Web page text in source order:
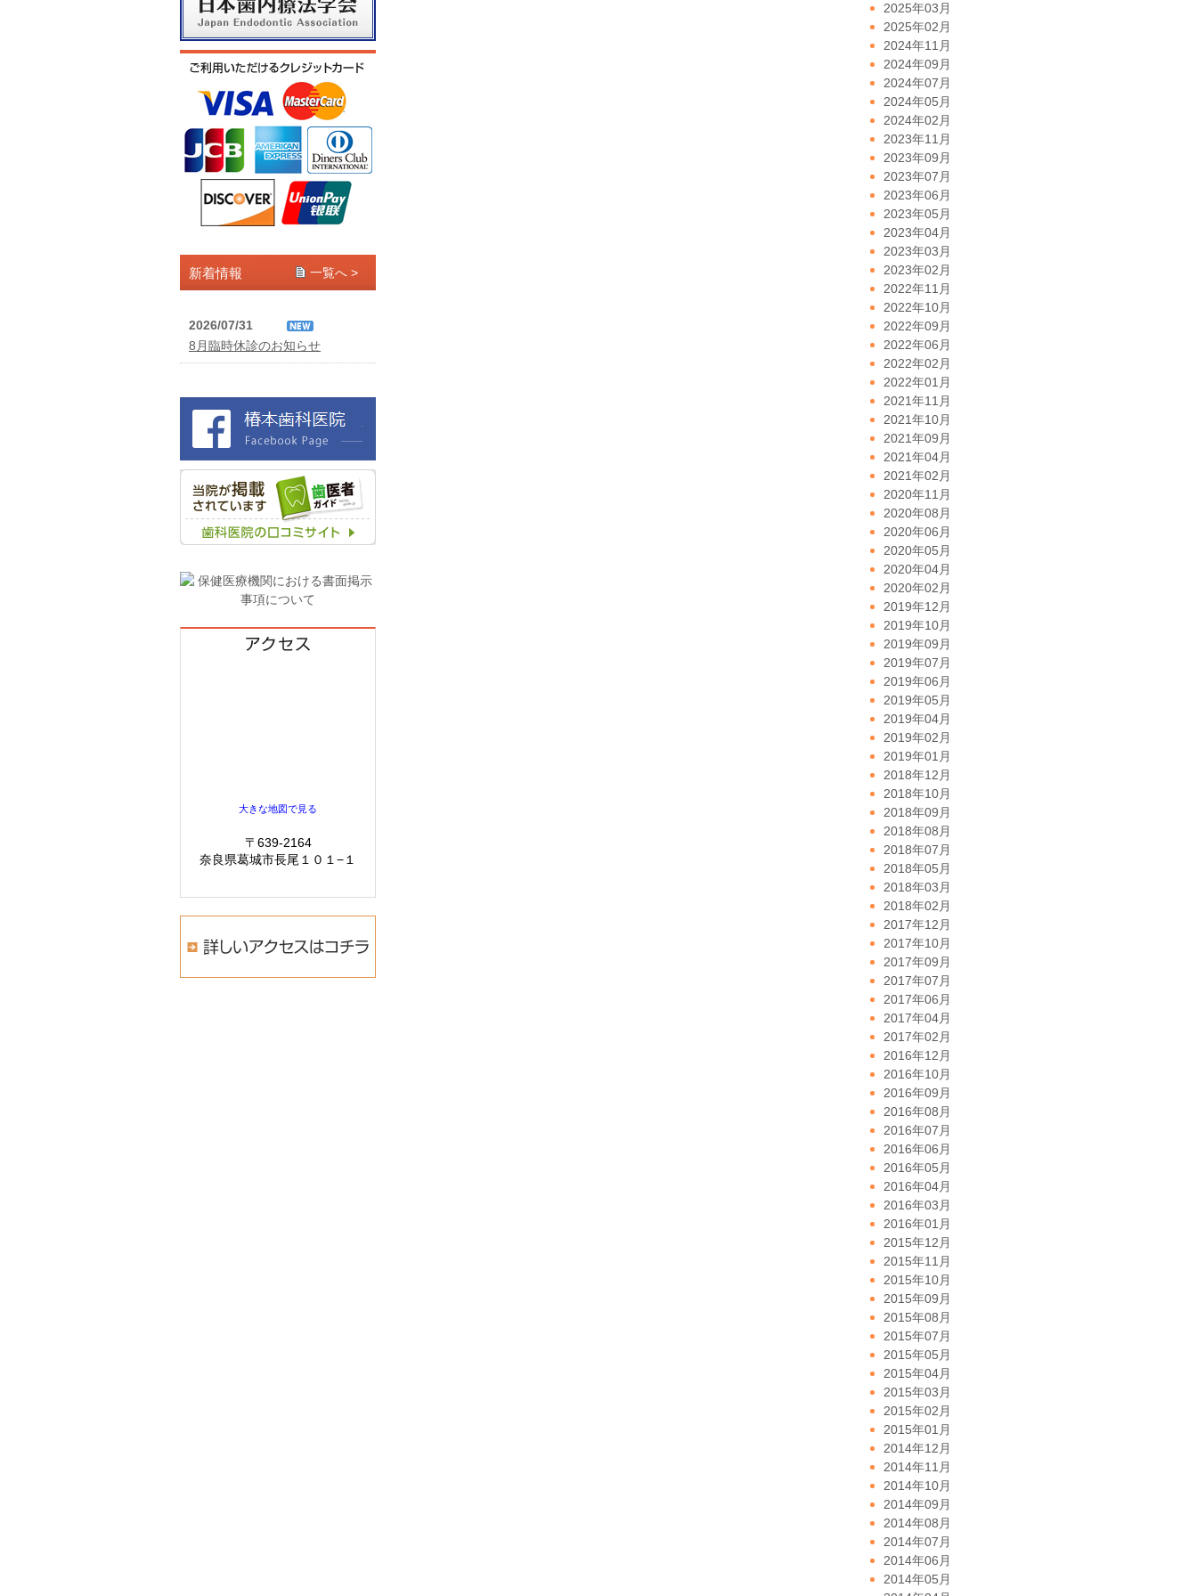
2025年03月
2025年02月
2024年11月
2024年09月
2024年07月
2024年05月
2024年02月
2023年11月
2023年09月
2023年07月
2023年06月
2023年05月
2023年04月
2023年03月
2023年02月
2022年11月
2022年10月
2022年09月
2022年06月
2022年02月
2022年01月
2021年11月
2021年10月
2021年09月
2021年04月
2021年02月
2020年11月
2020年08月
2020年06月
2020年05月
2020年04月
2020年02月
2019年12月
2019年10月
2019年09月
2019年07月
2019年06月
2019年05月
2019年04月
2019年02月
2019年01月
2018年12月
2018年10月
2018年09月
2018年08月
2018年07月
2018年05月
2018年03月
2018年02月
2017年12月
2017年10月
2017年09月
2017年07月
2017年06月
2017年04月
2017年02月
2016年12月
2016年10月
2016年09月
2016年08月
2016年07月
2016年06月
2016年05月
2016年04月
2016年03月
2016年01月
2015年12月
2015年11月
2015年10月
2015年09月
2015年08月
2015年07月
2015年05月
2015年04月
2015年03月
2015年02月
2015年01月
2014年12月
2014年11月
2014年10月
2014年09月
2014年08月
2014年07月
2014年06月
2014年05月
新着情報 一覧へ >
2026/07/31
8月臨時休診のお知らせ
大きな地図で見る
〒639-2164
奈良県葛城市長尾１０１−１